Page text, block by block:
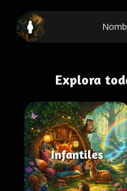
Explora
Infantiles